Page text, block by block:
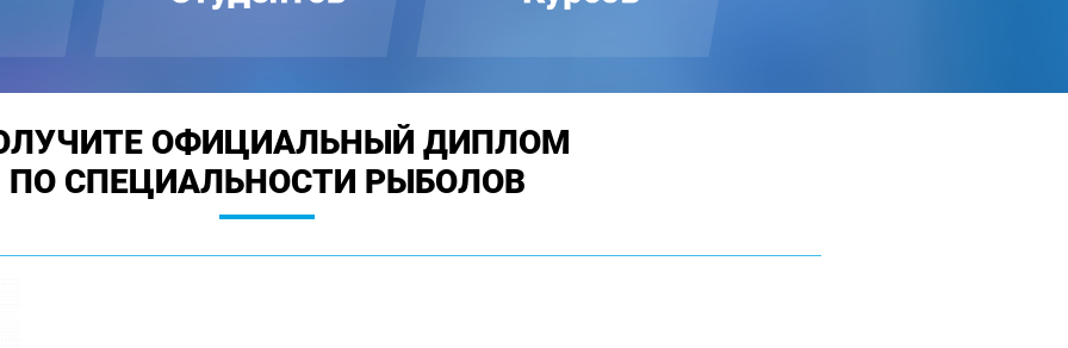
ОФИЦИАЛЬНЫЙ ДИПЛОМ
ПО СПЕЦИАЛЬНОСТИ РЫБОЛОВ